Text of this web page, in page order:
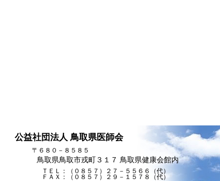
公益社団法人 鳥取県医師会
〒６８０－８５８５
鳥取県鳥取市戎町３１７ 鳥取県健康会館内
ＴＥＬ：（０８５７）２７－５５６６（代）
ＦＡＸ：（０８５７）２９－１５７８（代）